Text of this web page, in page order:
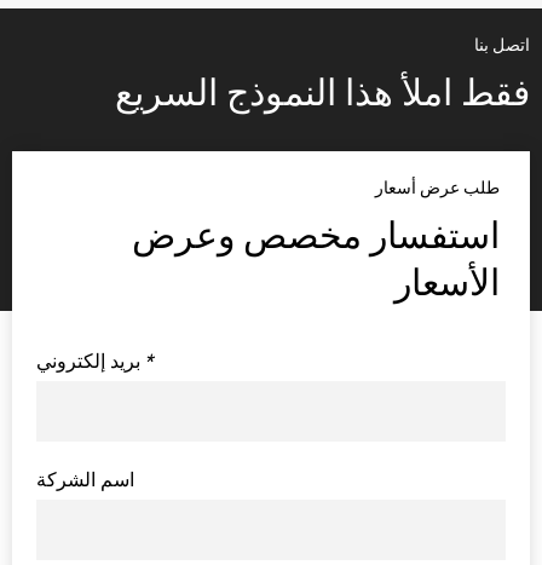
اتصل بنا
فقط املأ هذا النموذج السريع
طلب عرض أسعار
استفسار مخصص وعرض
الأسعار
* بريد إلكتروني
اسم الشركة